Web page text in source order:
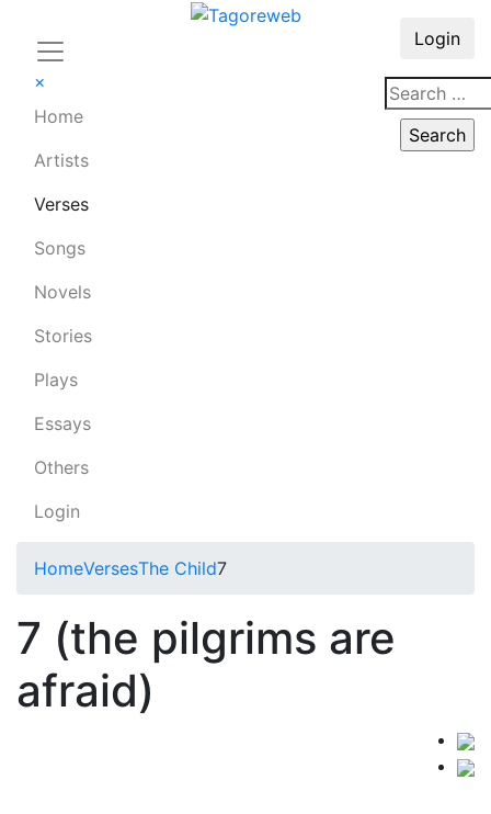
×
Home
Artists
Verses
Songs
Novels
Stories
Plays
Essays
Others
Login
Login
HomeVersesThe Child7
7 (the pilgrims are
afraid)